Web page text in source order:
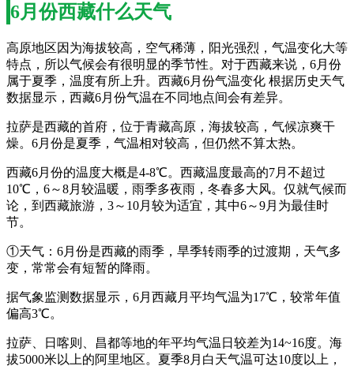
6月份西藏什么天气
高原地区因为海拔较高，空气稀薄，阳光强烈，气温变化大等
特点，所以气候会有很明显的季节性。对于西藏来说，6月份
属于夏季，温度有所上升。西藏6月份气温变化 根据历史天气
数据显示，西藏6月份气温在不同地点间会有差异。
拉萨是西藏的首府，位于青藏高原，海拔较高，气候凉爽干
燥。6月份是夏季，气温相对较高，但仍然不算太热。
西藏6月份的温度大概是4-8℃。西藏温度最高的7月不超过
10℃，6～8月较温暖，雨季多夜雨，冬春多大风。仅就气候而
论，到西藏旅游，3～10月较为适宜，其中6～9月为最佳时
节。
①天气：6月份是西藏的雨季，旱季转雨季的过渡期，天气多
变，常常会有短暂的降雨。
据气象监测数据显示，6月西藏月平均气温为17℃，较常年值
偏高3℃。
拉萨、日喀则、昌都等地的年平均气温日较差为14~16度。海
拔5000米以上的阿里地区。夏季8月白天气温可达10度以上，